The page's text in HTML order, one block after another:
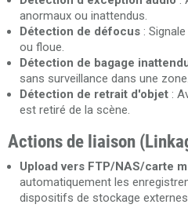
anormaux ou inattendus.
Détection de défocus :
ou floue.
Détection de bagage
sans surveillance dans une zone.
Détection de retrait d'objet :
est retiré de la scène.
Actions de liaison
Upload vers FTP/NAS/carte
automatiquement les
dispositifs de stockage